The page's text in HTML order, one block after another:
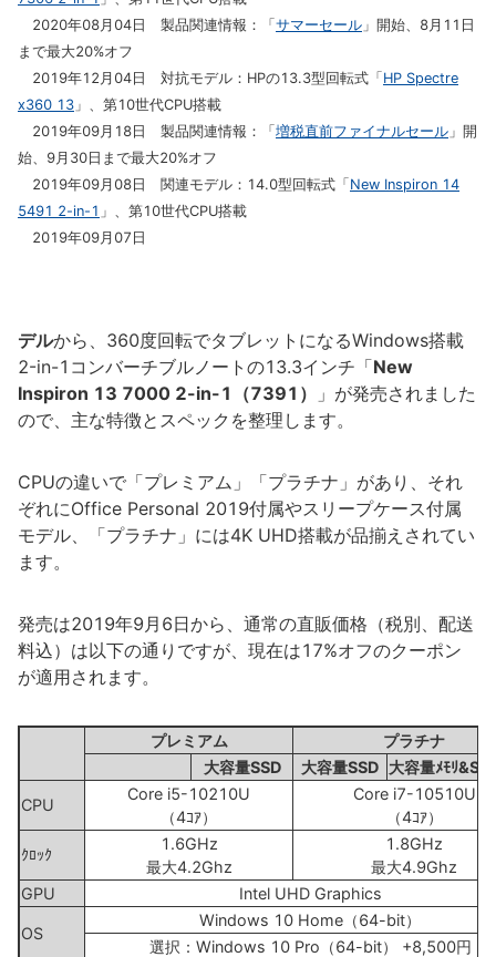
2020年08月04日 製品関連情報：「 サマーセール 」開始、8月11日
まで最大20%オフ
2019年12月04日 対抗モデル：HPの13.3型回転式「 HP Spectre
x360 13 」、第10世代CPU搭載
2019年09月18日 製品関連情報：「 増税直前ファイナルセール 」開
始、9月30日まで最大20%オフ
2019年09月08日 関連モデル：14.0型回転式「 New Inspiron 14
5491 2-in-1 」、第10世代CPU搭載
2019年09月07日
デルから、360度回転でタブレットになるWindows搭載
2-in-1コンバーチブルノートの13.3インチ「New
Inspiron 13 7000 2-in-1（7391）
」が発売されました
ので、主な特徴とスペックを整理します。
CPUの違いで「プレミアム」「プラチナ」があり、それ
ぞれにOffice Personal 2019付属やスリープケース付属
モデル、「プラチナ」には4K UHD搭載が品揃えされてい
ます。
発売は2019年9月6日から、通常の直販価格（税別、配送
料込）は以下の通りですが、現在は17%オフのクーポン
が適用されます。
プレミアム
プラチナ
大容量SSD
大容量SSD 大容量ﾒﾓﾘ
CPU
Core i5-10210U
（4ｺｱ）
Core i7-10510U
（4ｺｱ）
ｸﾛｯｸ
1.6GHz
最大4.2Ghz
1.8GHz
最大4.9Ghz
GPU
Intel UHD Graphics
OS
Windows 10 Home（64-bit）
選択：Windows 10 Pro（64-bit） +8,500円